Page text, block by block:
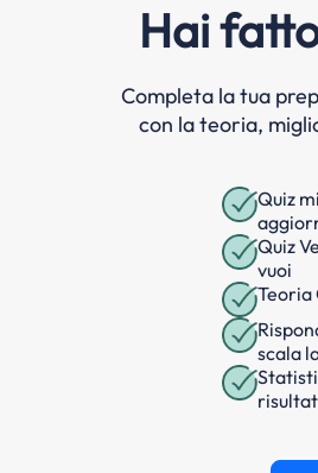
Hai
Completa la tua
con la teoria,
Quiz
Quiz
vuoi
Teoria
scala